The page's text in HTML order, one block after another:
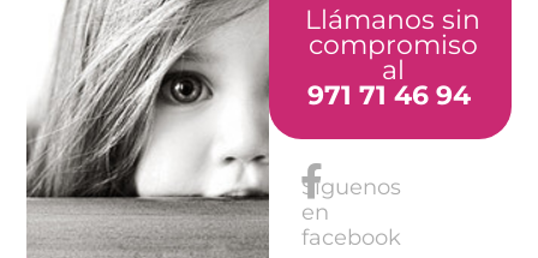
Llámanos sin
compromiso
al
971 71 46 94
Síguenos
en
facebook